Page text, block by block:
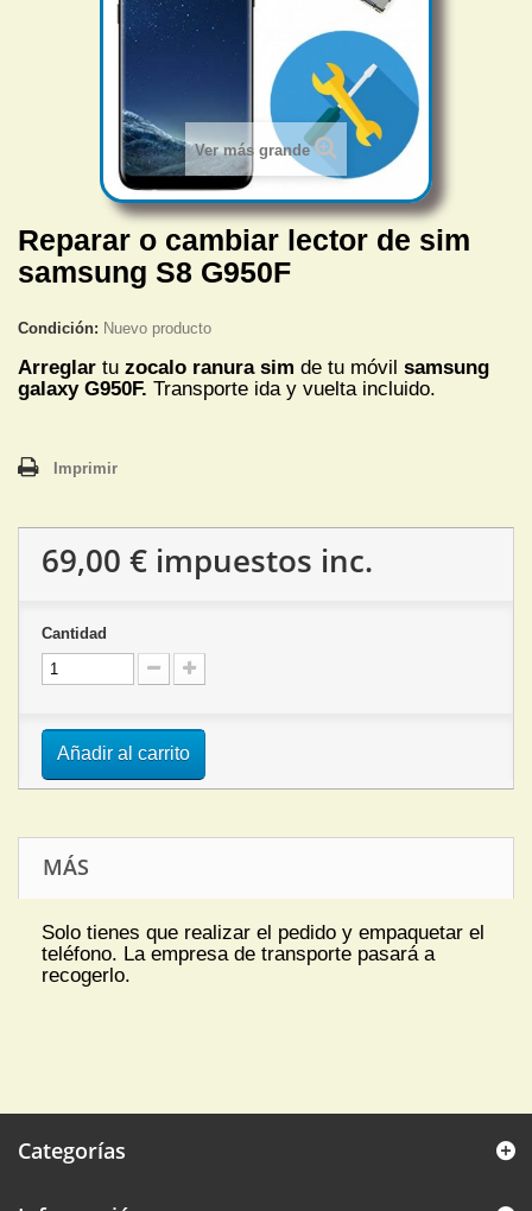
Ver más grande
Reparar o cambiar lector de sim
samsung S8 G950F
Condición: Nuevo producto
Arreglar tu zocalo ranura sim de tu móvil samsung
galaxy G950F. Transporte ida y vuelta incluido.
Imprimir
69,00 € impuestos inc.
Cantidad
Añadir al carrito
MÁS
Solo tienes que realizar el pedido y empaquetar el
teléfono. La empresa de transporte pasará a
recogerlo.
Categorías